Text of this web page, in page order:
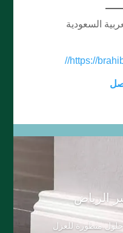
السعودية
https://
الرياض
متطورة للعزل